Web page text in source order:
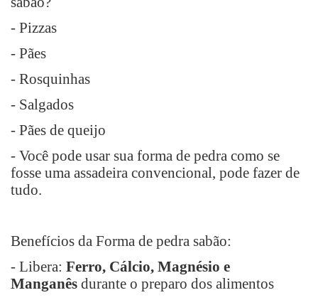
- Pizzas
- Pães
- Rosquinhas
- Salgados
- Pães de queijo
- Você pode usar sua forma de pedra como se
fosse uma assadeira convencional, pode fazer de
tudo.
Benefícios da Forma de pedra sabão:
- Libera: Ferro, Cálcio, Magnésio e
Manganês durante o preparo dos alimentos